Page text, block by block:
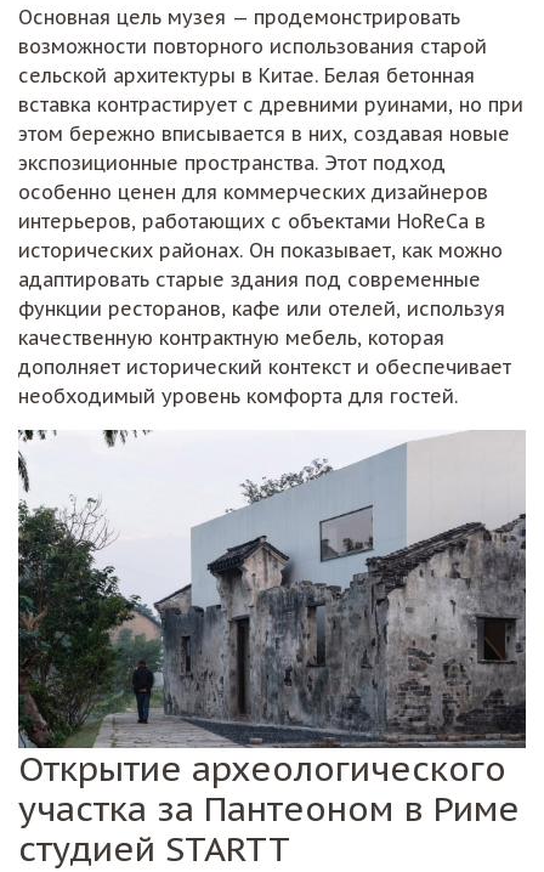
Основная цель музея — продемонстрировать
возможности повторного использования старой
сельской архитектуры в Китае. Белая бетонная
вставка контрастирует с древними руинами, но при
этом бережно вписывается в них, создавая новые
экспозиционные пространства. Этот подход
особенно ценен для коммерческих дизайнеров
интерьеров, работающих с объектами HoReCa в
исторических районах. Он показывает, как можно
адаптировать старые здания под современные
функции ресторанов, кафе или отелей, используя
качественную контрактную мебель, которая
дополняет исторический контекст и обеспечивает
необходимый уровень комфорта для гостей.
Открытие археологического
участка за Пантеоном в Риме
студией STARTT